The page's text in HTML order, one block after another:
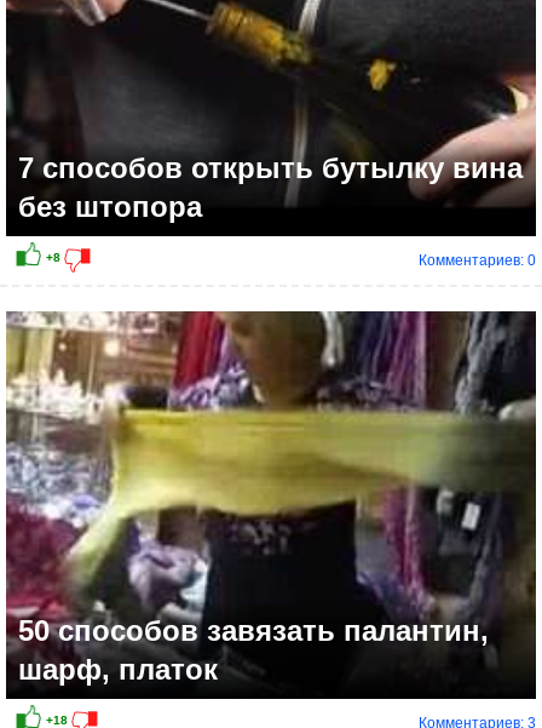
+10
7 способов открыть бутылку вина
без штопора
Комментариев: 0
50 способов завязать палантин,
шарф, платок
Комментариев: 3